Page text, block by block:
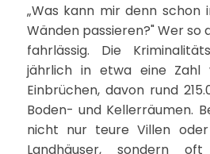
„Was kann mir denn schon
Wänden passieren?" Wer so
fahrlässig. Die
jährlich in etwa eine Zahl
Einbrüchen, davon rund
Boden- und Kellerräumen.
nicht nur teure Villen
Landhäuser, sondern oft